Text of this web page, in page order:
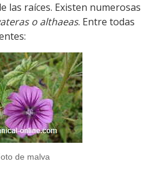
las raíces. Existen numerosas
o althaeas. Entre todas
de malva